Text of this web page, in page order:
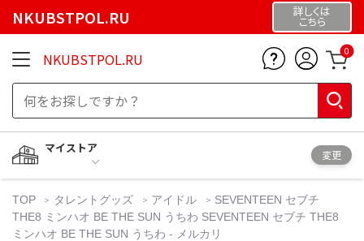
NKUBSTPOL.RU 詳しくは
こちら
NKUBSTPOL.RU 0
マイストア
変更
TOP タレントグッズ アイドル
SEVENTEEN セブチ
THE8 ミンハオ BE THE SUN うちわ SEVENTEEN セブチ THE8
ミンハオ BE THE SUN うちわ - メルカリ